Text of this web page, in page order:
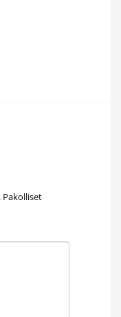
Pakolliset